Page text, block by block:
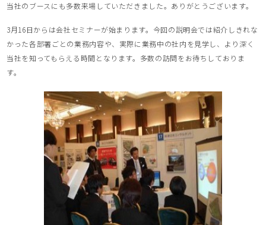
当社のブースにも多数来場していただきました。ありがとうございます。
3月16日からは会社セミナーが始まります。今回の説明会では紹介しきれな
かった各部署ごとの業務内容や、実際に業務中の社内を見学し、より深く
当社を知ってもらえる時間となります。多数の訪問をお待ちしておりま
す。